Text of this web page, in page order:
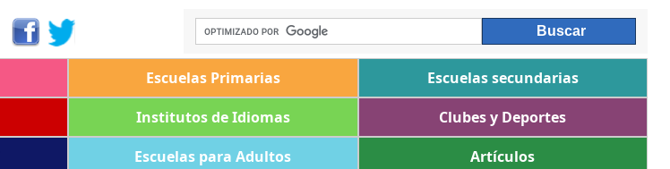
Escuelas Primarias
Escuelas secundarias
Institutos de Idiomas
Clubes y Deportes
Escuelas para Adultos Artículos